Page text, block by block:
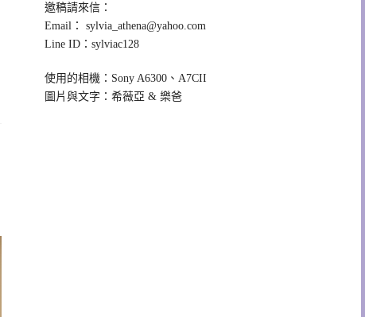
邀稿請來信：
Email：
sylvia_athena@yahoo.com
Line ID：sylviac128
使用的相機：Sony A6300、A7CII
圖片與文字：希薇亞 & 樂爸